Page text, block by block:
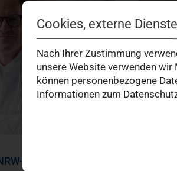
Reform Hüfte
Cookies, externe
Nach Ihrer Zustimmung
unsere Website verwenden
können personenbezogene
Informationen zum